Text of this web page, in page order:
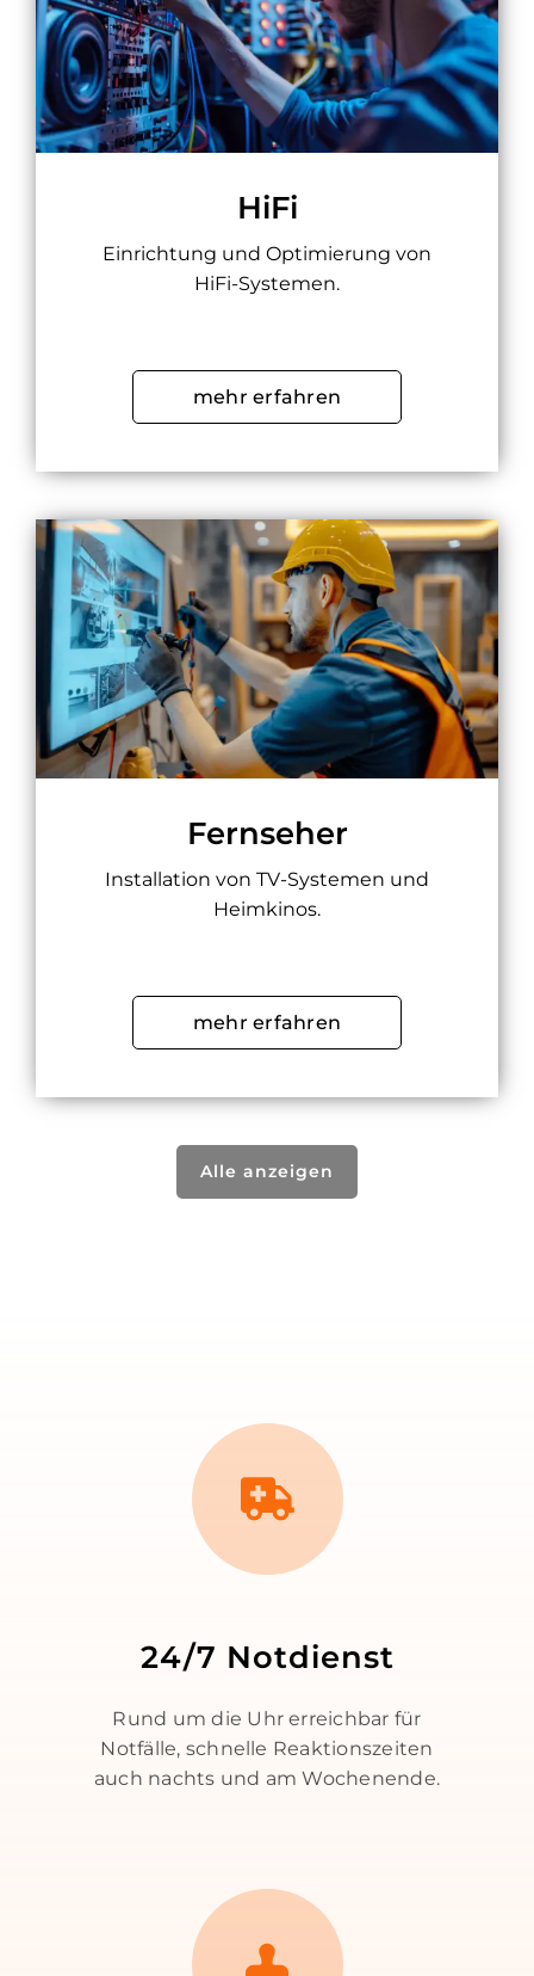
HiFi
Einrichtung und Optimierung von
HiFi-Systemen.
mehr erfahren
Fernseher
Installation von TV-Systemen und
Heimkinos.
mehr erfahren
Alle anzeigen
24/7 Notdienst
Rund um die Uhr erreichbar für
Notfälle, schnelle Reaktionszeiten
auch nachts und am Wochenende.